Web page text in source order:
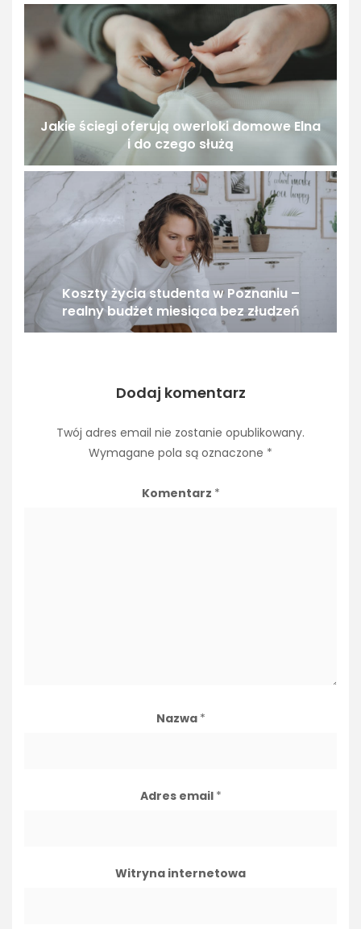
Jakie ściegi oferują owerloki domowe Elna
i do czego służą
Koszty życia studenta w Poznaniu –
realny budżet miesiąca bez złudzeń
Dodaj komentarz
Twój adres email nie zostanie opublikowany.
Wymagane pola są oznaczone *
Komentarz *
Nazwa *
Adres email *
Witryna internetowa